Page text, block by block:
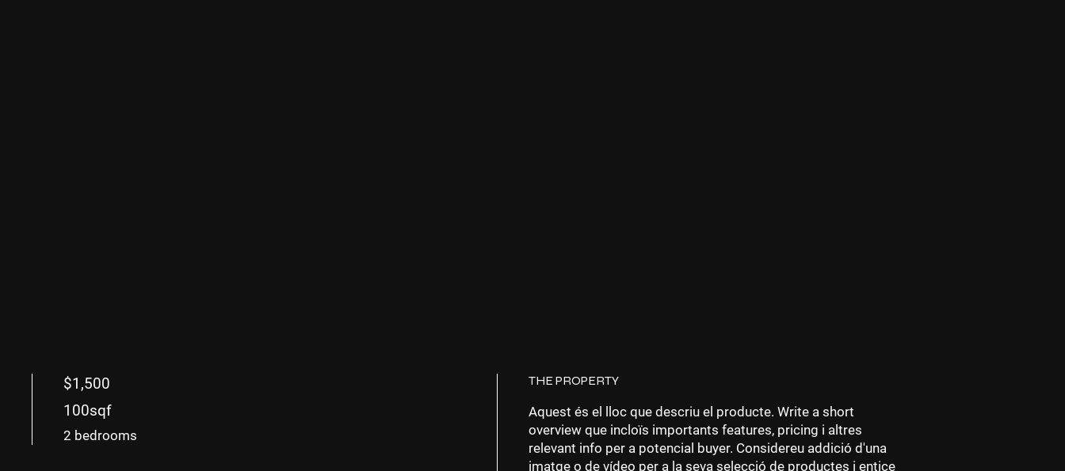
$1,500
100sqf
2 bedrooms
THE PROPERTY
Aquest és el lloc que descriu el producte. Write a short
overview que incloïs importants features, pricing i altres
relevant info per a potencial buyer. Considereu addició d'una
imatge o de vídeo per a la seva selecció de productes i entice